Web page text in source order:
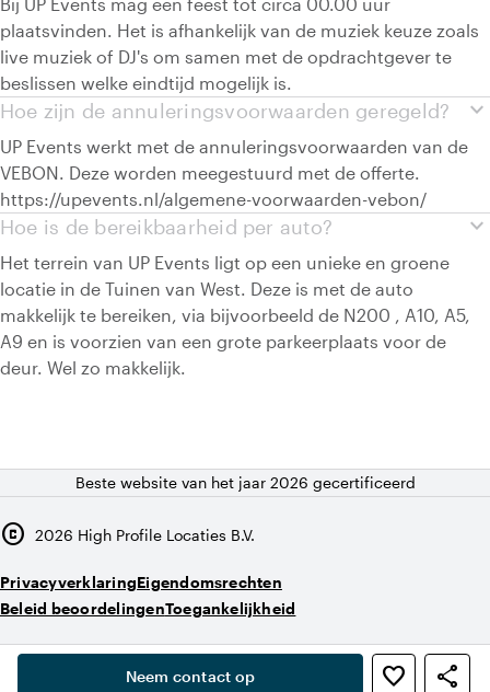
Neem contact op favorite_border shareperson
,
plaatsvinden. Het is afhankelijk van de muziek keuze zoals
live muziek of DJ's om samen met de opdrachtgever te
beslissen welke eindtijd mogelijk is.
expand_more
Hoe zijn de annuleringsvoorwaarden geregeld?
UP Events werkt met de annuleringsvoorwaarden van de
VEBON. Deze worden meegestuurd met de offerte.
https://upevents.nl/algemene-voorwaarden-vebon/
expand_more
Hoe is de bereikbaarheid per auto?
Het terrein van UP Events ligt op een unieke en groene
locatie in de Tuinen van West. Deze is met de auto
makkelijk te bereiken, via bijvoorbeeld de N200 , A10, A5,
A9 en is voorzien van een grote parkeerplaats voor de
deur. Wel zo makkelijk.
Beste website van het jaar 2026 gecertificeerd
copyright 2026 High Profile Locaties B.V.
PrivacyverklaringEigendomsrechten
Beleid beoordelingenToegankelijkheid